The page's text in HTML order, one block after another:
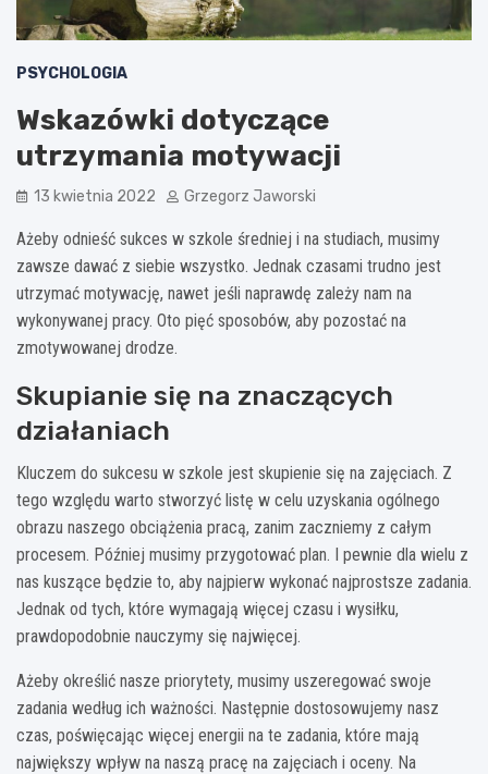
PSYCHOLOGIA
Wskazówki dotyczące
utrzymania motywacji
13 kwietnia 2022 Grzegorz Jaworski
Ażeby odnieść sukces w szkole średniej i na studiach, musimy
zawsze dawać z siebie wszystko. Jednak czasami trudno jest
utrzymać motywację, nawet jeśli naprawdę zależy nam na
wykonywanej pracy. Oto pięć sposobów, aby pozostać na
zmotywowanej drodze.
Skupianie się na znaczących
działaniach
Kluczem do sukcesu w szkole jest skupienie się na zajęciach. Z
tego względu warto stworzyć listę w celu uzyskania ogólnego
obrazu naszego obciążenia pracą, zanim zaczniemy z całym
procesem. Później musimy przygotować plan. I pewnie dla wielu z
nas kuszące będzie to, aby najpierw wykonać najprostsze zadania.
Jednak od tych, które wymagają więcej czasu i wysiłku,
prawdopodobnie nauczymy się najwięcej.
Ażeby określić nasze priorytety, musimy uszeregować swoje
zadania według ich ważności. Następnie dostosowujemy nasz
czas, poświęcając więcej energii na te zadania, które mają
największy wpływ na naszą pracę na zajęciach i oceny. Na